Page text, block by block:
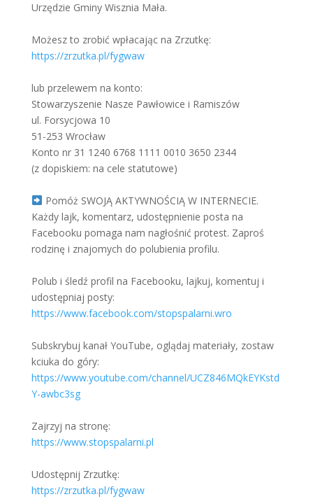
Urzędzie Gminy Wisznia Mała.
Możesz to zrobić wpłacając na Zrzutkę:
https://zrzutka.pl/fygwaw
lub przelewem na konto:
Stowarzyszenie Nasze Pawłowice i Ramiszów
ul. Forsycjowa 10
51-253 Wrocław
Konto nr 31 1240 6768 1111 0010 3650 2344
(z dopiskiem: na cele statutowe)
Pomóż SWOJĄ AKTYWNOŚCIĄ W INTERNECIE.
Każdy lajk, komentarz, udostępnienie posta na
Facebooku pomaga nam nagłośnić protest. Zaproś
rodzinę i znajomych do polubienia profilu.
Polub i śledź profil na Facebooku, lajkuj, komentuj i
udostępniaj posty:
https://www.facebook.com/stopspalarni.wro
Subskrybuj kanał YouTube, oglądaj materiały, zostaw
kciuka do góry:
https://www.youtube.com/channel/UCZ846MQkEYKstd
Y-awbc3sg
Zajrzyj na stronę:
https://www.stopspalarni.pl
Udostępnij Zrzutkę:
https://zrzutka.pl/fygwaw